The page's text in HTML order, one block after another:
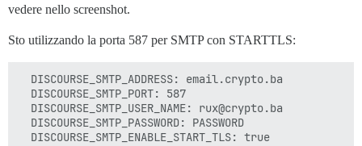
vedere nello screenshot.
Sto utilizzando la porta 587 per SMTP con STARTTLS:
  DISCOURSE_SMTP_ADDRESS: email.crypto.ba
  DISCOURSE_SMTP_PORT: 587
  DISCOURSE_SMTP_USER_NAME: rux@crypto.ba
  DISCOURSE_SMTP_PASSWORD: PASSWORD